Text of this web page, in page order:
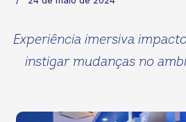
Experiência imersiva
instigar mudanças no